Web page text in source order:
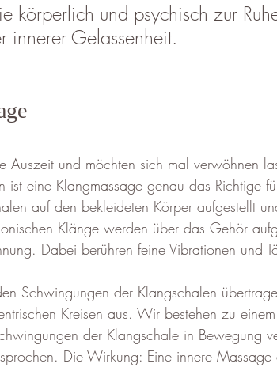
körperlich und psychisch zur
innerer Gelassenheit.
Auszeit und möchten sich mal verwöhnen
ist eine Klangmassage genau das Richtige
auf den bekleideten Körper aufgestellt
Klänge werden über das Gehör
Dabei berühren feine Vibrationen und
Kreisen aus. Wir bestehen zu
der Klangschale in Bewegung
Die Wirkung: Eine innere Massage